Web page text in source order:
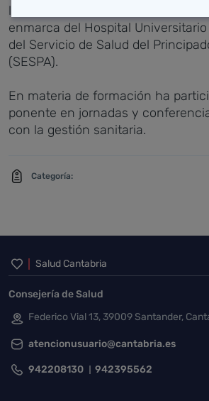
la Dirección del Área de Salud V,
enmarca del Hospital
del Servicio de Salud del
(SESPA).
En materia de formación ha
ponente en jornadas y
con la gestión sanitaria.
Categoría:
Inicio del pie de
Salud Cantabria
Consejería de Salud
Federico Vial 13, 39009 Santander,
atencionusuario@cantabria.es
942208130 942395562